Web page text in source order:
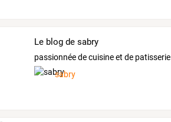
Le blog de sabry
passionnée de cuisine et de patisserie
sabry